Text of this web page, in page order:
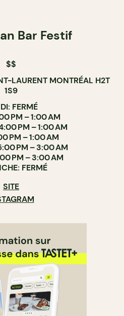
Bar Festif
$$
LAURENT MONTRÉAL H2T
1S9
FERMÉ
PM – 1:00 AM
PM – 1:00 AM
PM – 1:00 AM
PM – 3:00 AM
PM – 3:00 AM
FERMÉ
SITE